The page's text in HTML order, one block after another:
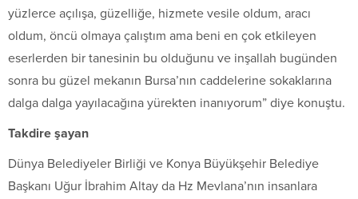
yüzlerce açılışa, güzelliğe, hizmete vesile oldum, aracı
oldum, öncü olmaya çalıştım ama beni en çok etkileyen
eserlerden bir tanesinin bu olduğunu ve inşallah bugünden
sonra bu güzel mekanın Bursa’nın caddelerine sokaklarına
dalga dalga yayılacağına yürekten inanıyorum” diye konuştu.
Takdire şayan
Dünya Belediyeler Birliği ve Konya Büyükşehir Belediye
Başkanı Uğur İbrahim Altay da Hz Mevlana’nın insanlara